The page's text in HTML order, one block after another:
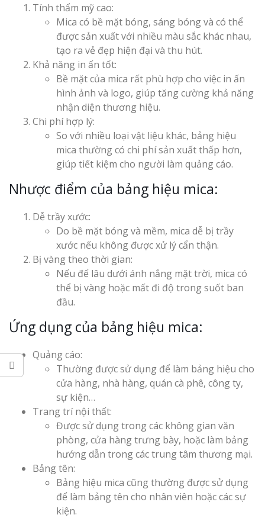
Tính thẩm mỹ cao:
Mica có bề mặt bóng, sáng bóng và có thể
được sản xuất với nhiều màu sắc khác nhau,
tạo ra vẻ đẹp hiện đại và thu hút.
Khả năng in ấn tốt:
Bề mặt của mica rất phù hợp cho việc in ấn
hình ảnh và logo, giúp tăng cường khả năng
nhận diện thương hiệu.
Chi phí hợp lý:
So với nhiều loại vật liệu khác, bảng hiệu
mica thường có chi phí sản xuất thấp hơn,
giúp tiết kiệm cho người làm quảng cáo.
Nhược điểm của bảng hiệu mica:
Dễ trầy xước:
Do bề mặt bóng và mềm, mica dễ bị trầy
xước nếu không được xử lý cẩn thận.
Bị vàng theo thời gian:
Nếu để lâu dưới ánh nắng mặt trời, mica có
thể bị vàng hoặc mất đi độ trong suốt ban
đầu.
Ứng dụng của bảng hiệu mica:
Quảng cáo:
Thường được sử dụng để làm bảng hiệu cho
cửa hàng, nhà hàng, quán cà phê, công ty,
sự kiện…
Trang trí nội thất:
Được sử dụng trong các không gian văn
phòng, cửa hàng trưng bày, hoặc làm bảng
hướng dẫn trong các trung tâm thương mại.
Bảng tên:
Bảng hiệu mica cũng thường được sử dụng
để làm bảng tên cho nhân viên hoặc các sự
kiện.
Làm Biển
Mỹ Phẩm Vinh Thu
Hàng
Top 10 Mẫu
Hiệu Shop
Thuốc Nghệ An
Mỏng Nghệ
Hút
Bảng Hiệu
Vinh Thu Hút Mọi